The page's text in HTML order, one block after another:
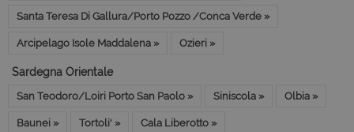
Santa Teresa Di Gallura/Porto Pozzo /Conca Verde »
Arcipelago Isole Maddalena » Ozieri »
Sardegna Orientale
San Teodoro/Loiri Porto San Paolo » Siniscola » Olbia »
Baunei » Tortoli' » Cala Liberotto »